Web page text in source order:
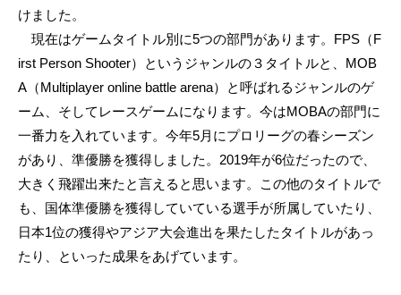
けました。
現在はゲームタイトル別に5つの部門があります。FPS（F
irst Person Shooter）というジャンルの３タイトルと、MOB
A（Multiplayer online battle arena）と呼ばれるジャンルのゲ
ーム、そしてレースゲームになります。今はMOBAの部門に
一番力を入れています。今年5月にプロリーグの春シーズン
があり、準優勝を獲得しました。2019年が6位だったので、
大きく飛躍出来たと言えると思います。この他のタイトルで
も、国体準優勝を獲得していている選手が所属していたり、
日本1位の獲得やアジア大会進出を果たしたタイトルがあっ
たり、といった成果をあげています。